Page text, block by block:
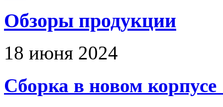
Обзоры продукции
18 июня 2024
Сборка в новом